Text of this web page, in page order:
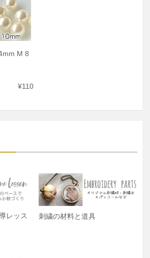
M 8
¥110
レッス
刺繍の材料と道具